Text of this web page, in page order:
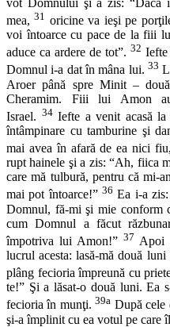
mea,31 oricine va ieşi pe
voi întoarce cu pace de la fiii
aduce ca ardere de tot”.32
Domnul i-a dat în mâna lui. 33
Aroer până spre Minit –
Cheramim. Fiii lui Amon
Israel. 34Iefte a venit acasă
întâmpinare cu tamburine şi
mai avea în afară de ea nici
rupt hainele şi a zis: “Ah, fiica
care mă tulbură, pentru că mi-
mai pot întoarce!” 36 Ea i-a
Domnul, fă-mi şi mie conform
cum Domnul a făcut
împotriva lui Amon!” 37 Apoi
lucrul acesta: lasă-mă două
plâng fecioria împreună cu
te!” Şi a lăsat-o două luni. Ea
fecioria în munţi.39a După cele
şi-a împlinit cu ea votul pe care